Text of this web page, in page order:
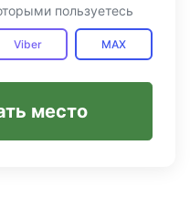
пользуетесь
Viber MAX
место